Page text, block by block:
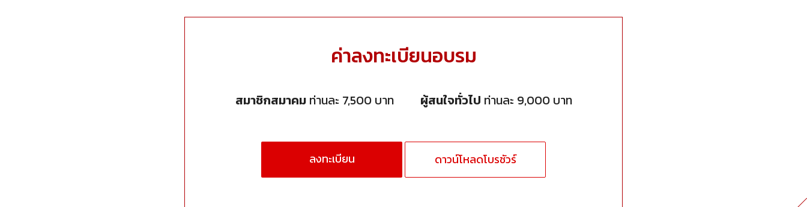
ค่าลงทะเบียนอบรม
สมาชิกสมาคมท่านละ 7,500 บาท ผู้สนใจทั่วไป ท่านละ 9,000 บาท
ลงทะเบียน ดาวน์โหลดโบรชัวร์